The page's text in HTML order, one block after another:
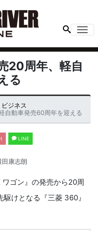
20周年、軽自
る
ビジネス
自動車発売60周年を迎える
LINE
田康志朗
ゴン』の発売から20周
けとなる『三菱 360』